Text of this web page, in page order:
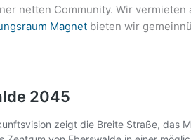
netten Community. Wir vermieten
Magnet bieten wir